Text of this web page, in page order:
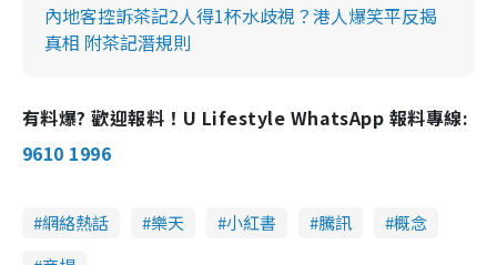
內地客控訴茶記2人得1杯水歧視？港人爆笑平反揭
真相 附茶記潛規則
有料爆? 歡迎報料！U Lifestyle WhatsApp 報料專線:
9610 1996
網絡熱話 樂天 小紅書 騰訊
概念